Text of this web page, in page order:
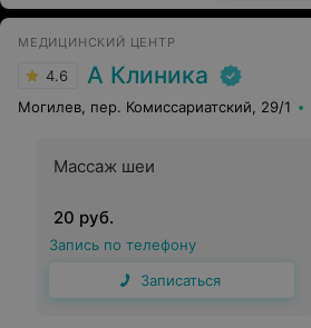
МЕДИЦИНСКИЙ ЦЕНТР
4.6 А Клиника
Могилев, пер. Комиссариатский, 29/1
Массаж шеи
20 руб.
Запись по телефону
Записаться